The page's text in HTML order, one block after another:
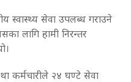
स्वास्थ्य सेवा उपलब्ध गराउने
लागि हामी निरन्तर
कर्मचारीले २४ घण्टे सेवा